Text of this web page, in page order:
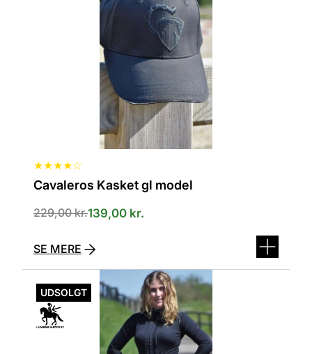
★★★★☆
Cavaleros Kasket gl model
229,00kr.
Den
var:
139,00 kr.
Den
er:
SE MERE
UDSOLGT
vare
har
flere
varianter.
Mulighederne